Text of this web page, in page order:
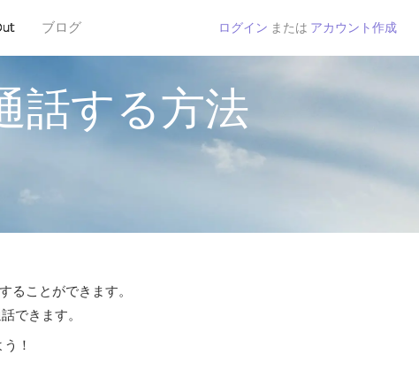
ブログ ログイン または アカウント作成
話する方法
ることができます。
できます。
！